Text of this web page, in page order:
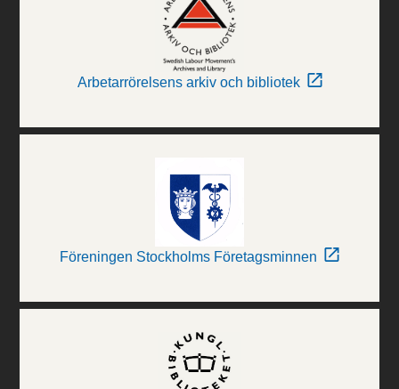
Arbetarrörelsens arkiv och bibliotek
Föreningen Stockholms Företagsminnen